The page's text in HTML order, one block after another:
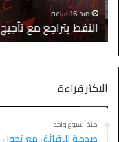
منذ 16 ساعة
النفط يتراجع مع
الاكثر قراءة
منذ أسبوع واحد
صدمة للرقائق مع تحول